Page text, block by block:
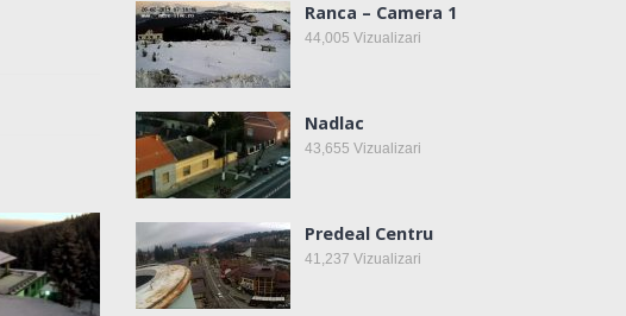
Ranca – Camera 1
44,005 Vizualizari
Nadlac
43,655 Vizualizari
Predeal Centru
41,237 Vizualizari